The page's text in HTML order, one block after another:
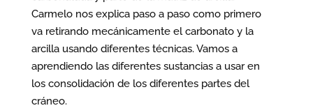
Carmelo nos explica paso a paso como primero
va retirando mecánicamente el carbonato y la
arcilla usando diferentes técnicas. Vamos a
aprendiendo las diferentes sustancias a usar en
los consolidación de los diferentes partes del
cráneo.